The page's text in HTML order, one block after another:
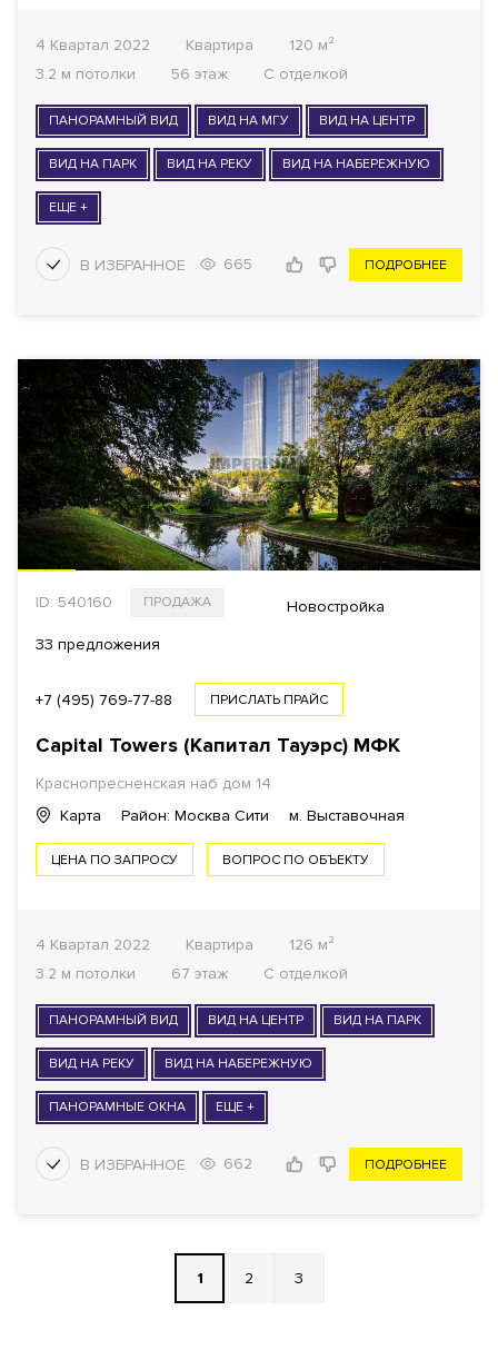
4 Квартал 2022 Квартира
120 м²
3.2 м потолки
56 этаж С отделкой
ПАНОРАМНЫЙ ВИД ВИД НА МГУ ВИД НА ЦЕНТР
ВИД НА ПАРК ВИД НА РЕКУ ВИД НА НАБЕРЕЖНУЮ
ЕЩЕ +
665 ПОДРОБНЕЕ
ID: 540160 ПРОДАЖА Новостройка
33 предложения
+7 (495) 769-77-88 ПРИСЛАТЬ ПРАЙС
Capital Towers (Капитал Тауэрс) МФК
Краснопресненская наб дом 14
Карта
Район: Москва Сити м. Выставочная
ЦЕНА ПО ЗАПРОСУ ВОПРОС ПО ОБЪЕКТУ
4 Квартал 2022 Квартира
126 м²
3.2 м потолки
67 этаж С отделкой
ПАНОРАМНЫЙ ВИД ВИД НА ЦЕНТР ВИД НА ПАРК
ВИД НА РЕКУ ВИД НА НАБЕРЕЖНУЮ
ПАНОРАМНЫЕ ОКНА ЕЩЕ +
662 ПОДРОБНЕЕ
1 2 3